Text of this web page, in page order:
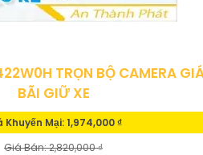
TRỌN BỘ CAMERA
BÃI GIỮ XE
Khuyến Mại: 1,974,000 ₫
Giá Bán: 2,820,000 ₫